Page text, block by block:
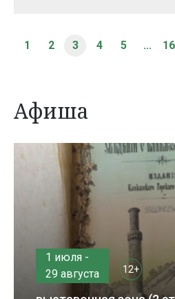
1 2 3 4 5 ...
Афиша
1 июля -
29 августа
12+